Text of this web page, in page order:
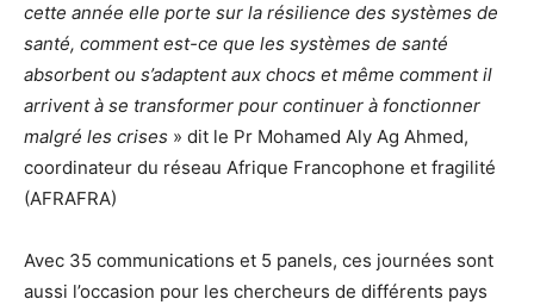
cette année elle porte sur la résilience des systèmes de
santé, comment est-ce que les systèmes de santé
absorbent ou s’adaptent aux chocs et même comment il
arrivent à se transformer pour continuer à fonctionner
malgré les crises » dit le Pr Mohamed Aly Ag Ahmed,
coordinateur du réseau Afrique Francophone et fragilité
(AFRAFRA)
Avec 35 communications et 5 panels, ces journées sont
aussi l’occasion pour les chercheurs de différents pays